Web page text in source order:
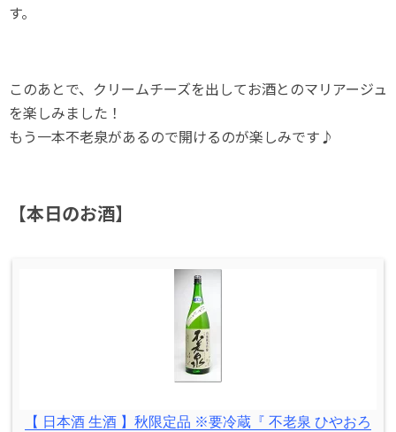
す。
このあとで、クリームチーズを出してお酒とのマリアージュ
を楽しみました！
もう一本不老泉があるので開けるのが楽しみです♪
【本日のお酒】
【 日本酒 生酒 】秋限定品 ※要冷蔵『 不老泉 ひやおろ